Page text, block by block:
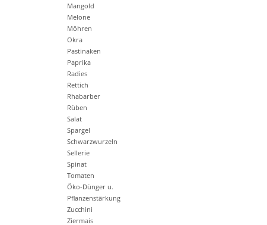
Mangold
Melone
Möhren
Okra
Pastinaken
Paprika
Radies
Rettich
Rhabarber
Rüben
Salat
Spargel
Schwarzwurzeln
Sellerie
Spinat
Tomaten
Öko-Dünger u.
Pflanzenstärkung
Zucchini
Ziermais